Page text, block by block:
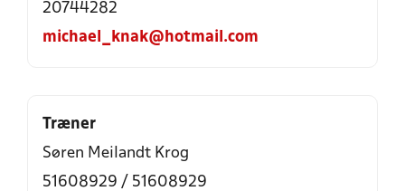
20744282
michael_knak@hotmail.com
Træner
Søren Meilandt Krog
51608929 / 51608929